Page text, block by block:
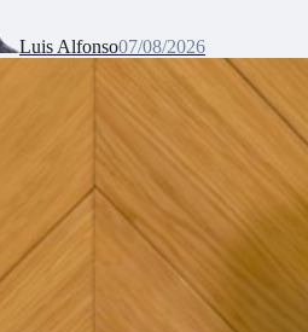
Luis Alfonso07/08/2026